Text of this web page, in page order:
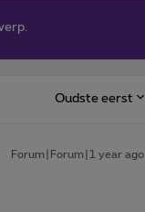
Oudste eerst
Forum|Forum|1 year ago